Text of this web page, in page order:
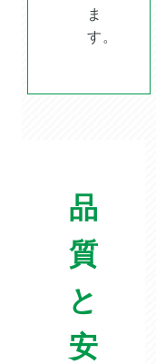
ま
す。
品
質
と
安